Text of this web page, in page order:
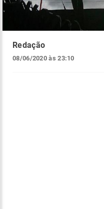
Redação
08/06/2020 às 23:10